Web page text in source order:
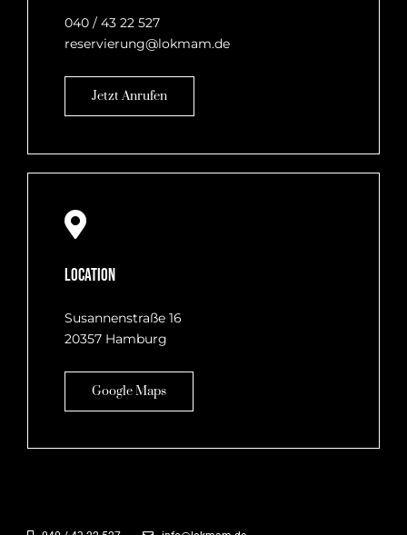
040 / 43 22 527
reservierung@lokmam.de
Jetzt Anrufen
Location
Susannenstraße 16
20357 Hamburg
Google Maps